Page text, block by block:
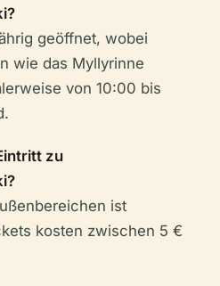
geöffnet, wobei
wie das Myllyrinne
von 10:00 bis
zu
ist
kosten zwischen 5 €